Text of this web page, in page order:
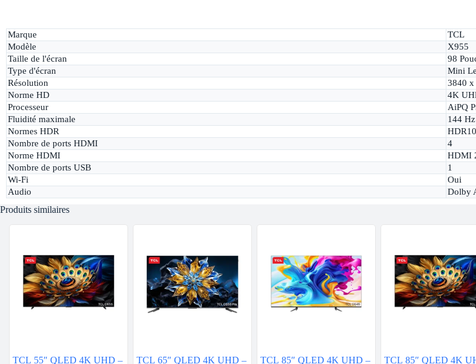
Marque
TCL
Modèle
X955
Taille de l'écran
98
Type d'écran
Mini
Résolution
3840 x
Norme HD
4K
Processeur
AiPQ
Fluidité maximale
144 Hz
Normes HDR
HDR10
Nombre de ports HDMI
4
Norme HDMI
HDMI
Nombre de ports USB
1
Wi-Fi
Oui
Audio
Dolby
Produits similaires
TCL 55″ QLED 4K UHD –
TCL 65″ QLED 4K UHD –
TCL 85″ QLED 4K UHD –
TCL 85″ QLED 4K